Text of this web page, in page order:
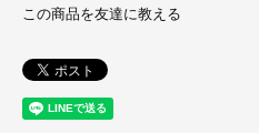
この商品を友達に教える